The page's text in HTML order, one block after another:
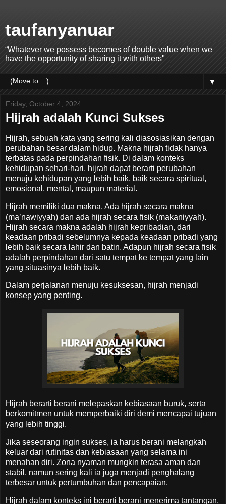
taufanyanuar
“Whatever we possess becomes of double value when we
have the opportunity of sharing it with others"
▼
Friday, October 4, 2024
Hijrah adalah Kunci Sukses
Hijrah, sebuah kata yang sering kali diasosiasikan dengan
perubahan besar dalam hidup. Makna hijrah tidak hanya
terbatas pada perpindahan fisik. Di dalam konteks
kehidupan sehari-hari, hijrah dapat berarti perubahan
menuju kehidupan yang lebih baik, baik secara spiritual,
emosional, mental, maupun material.
Hijrah memiliki dua makna. Ada hijrah secara makna
(ma’nawiyyah) dan ada hijrah secara fisik (makaniyyah).
Hijrah secara makna adalah hijrah kepribadian, dari
keadaan pribadi sebelumnya kepada keadaan pribadi yang
lebih baik secara lahir dan batin. Adapun hijrah secara fisik
adalah perpindahan dari satu tempat ke tempat yang lain
yang situasinya lebih baik.
Dalam perjalanan menuju kesuksesan, hijrah menjadi
konsep yang penting.
Hijrah berarti berani melepaskan kebiasaan buruk, serta
berkomitmen untuk memperbaiki diri demi mencapai tujuan
yang lebih tinggi.
Jika seseorang ingin sukses, ia harus berani melangkah
keluar dari rutinitas dan kebiasaan yang selama ini
menahan diri. Zona nyaman mungkin terasa aman dan
stabil, namun sering kali ia juga menjadi penghalang
terbesar untuk pertumbuhan dan pencapaian.
Hijrah dalam konteks ini berarti berani menerima tantangan,